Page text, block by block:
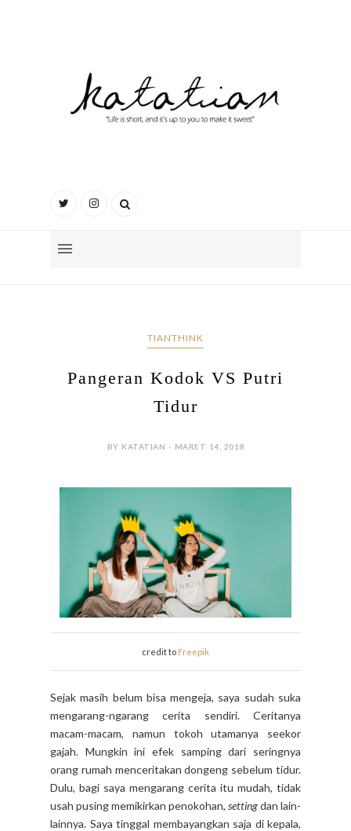
TIANTHINK
Pangeran Kodok VS Putri
Tidur
BY KATATIAN - MARET 14, 2018
credit to Freepik
Sejak masih belum bisa mengeja, saya sudah suka
mengarang-ngarang cerita sendiri. Ceritanya
macam-macam, namun tokoh utamanya seekor
gajah. Mungkin ini efek samping dari seringnya
orang rumah menceritakan dongeng sebelum tidur.
Dulu, bagi saya mengarang cerita itu mudah, tidak
usah pusing memikirkan penokohan, settingdan lain-
lainnya. Saya tinggal membayangkan saja di kepala,